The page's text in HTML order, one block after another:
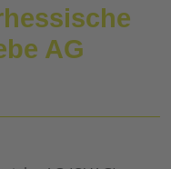
AG